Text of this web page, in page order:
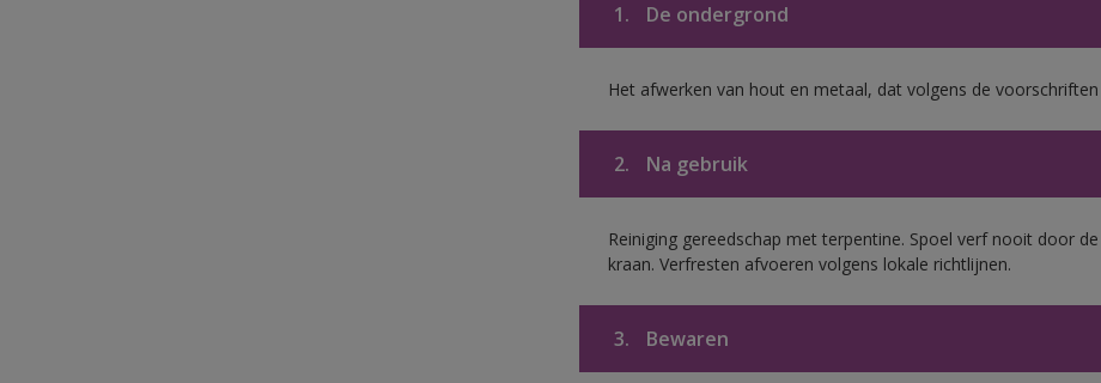
1. De ondergrond
Het afwerken van hout en metaal, dat volgens de
2. Na gebruik
Reiniging gereedschap met terpentine. Spoel verf nooit door
kraan. Verfresten afvoeren volgens lokale richtlijnen.
3. Bewaren